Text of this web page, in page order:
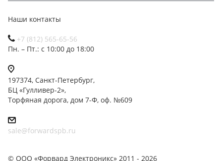
Наши контакты
+7 (812) 565-65-56
Пн. – Пт.: с 10:00 до 18:00
197374, Санкт-Петербург,
БЦ «Гулливер-2»,
Торфяная дорога, дом 7-Ф, оф. №609
sale@forwardspb.ru
© ООО «Форвард Электроникс» 2011 - 2026